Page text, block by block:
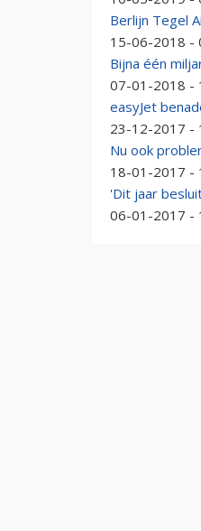
Berlijn Tegel
15-06-2018 -
Bijna één
07-01-2018 -
easyJet
23-12-2017 -
Nu ook
18-01-2017 -
'Dit jaar
06-01-2017 -